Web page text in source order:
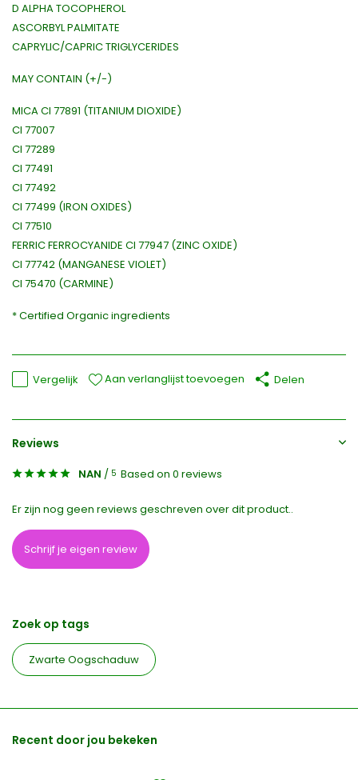
D ALPHA TOCOPHEROL
ASCORBYL PALMITATE
CAPRYLIC/CAPRIC TRIGLYCERIDES
MAY CONTAIN (+/-)
MICA CI 77891 (TITANIUM DIOXIDE)
CI 77007
CI 77289
CI 77491
CI 77492
CI 77499 (IRON OXIDES)
CI 77510
FERRIC FERROCYANIDE CI 77947 (ZINC OXIDE)
CI 77742 (MANGANESE VIOLET)
CI 75470 (CARMINE)
* Certified Organic ingredients
Vergelijk Aan verlanglijst toevoegen Delen
Reviews
NAN / 5 Based on 0 reviews
Er zijn nog geen reviews geschreven over dit product..
Schrijf je eigen review
Zoek op tags
Zwarte Oogschaduw
Recent door jou bekeken